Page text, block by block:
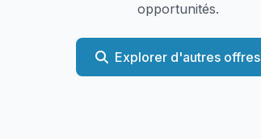
opportunités.
Explorer d'autres offres